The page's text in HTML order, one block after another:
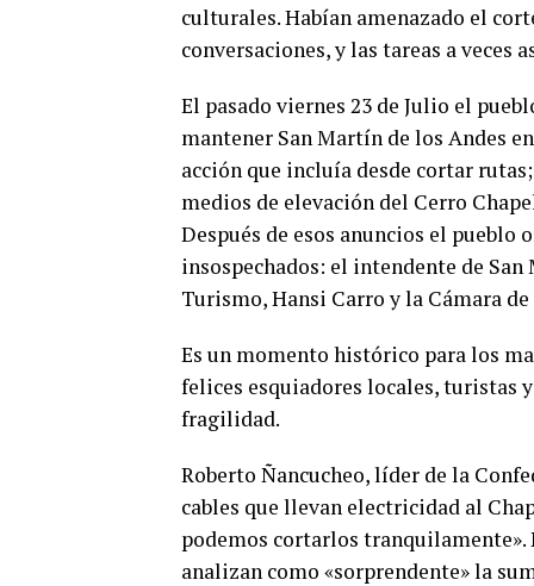
culturales. Habían amenazado el
conversaciones, y las tareas a veces
El pasado viernes 23 de Julio el
mantener San Martín de los Andes
acción que incluía desde cortar
medios de elevación del Cerro
Después de esos anuncios el
insospechados: el intendente de
Turismo, Hansi Carro y la Cámara
Es un momento histórico para los
felices esquiadores locales, turistas
fragilidad.
Roberto Ñancucheo, líder de la
cables que llevan electricidad al
podemos cortarlos tranquilamente».
analizan como «sorprendente» la